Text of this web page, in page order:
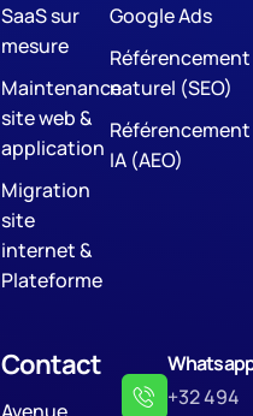
SaaS sur
mesure
Maintenance
site web &
application
Migration
site
internet &
Plateforme
Google Ads
Référencement
naturel (SEO)
Référencement
IA (AEO)
Contact
+32 494